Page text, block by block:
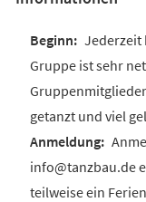
Jederzeit
Gruppe ist sehr
getanzt und viel
info@tanzbau.de
teilweise ein